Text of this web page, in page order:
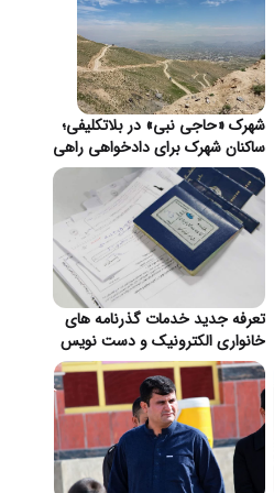
شهرک «حاجی نبی» در بلاتکلیفی؛
ساکنان شهرک برای دادخواهی راهی
قندهار شدند}
تعرفه جدید خدمات گذرنامه های
خانواری الکترونیک و دست نویس
در ایران اعلام شد}